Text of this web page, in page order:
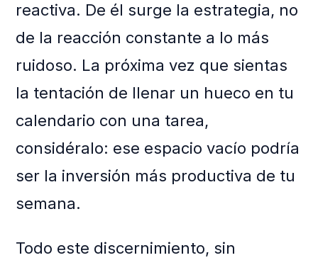
reactiva. De él surge la estrategia, no
de la reacción constante a lo más
ruidoso. La próxima vez que sientas
la tentación de llenar un hueco en tu
calendario con una tarea,
considéralo: ese espacio vacío podría
ser la inversión más productiva de tu
semana.
Todo este discernimiento, sin